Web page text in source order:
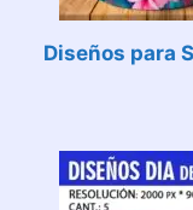
Diseños para